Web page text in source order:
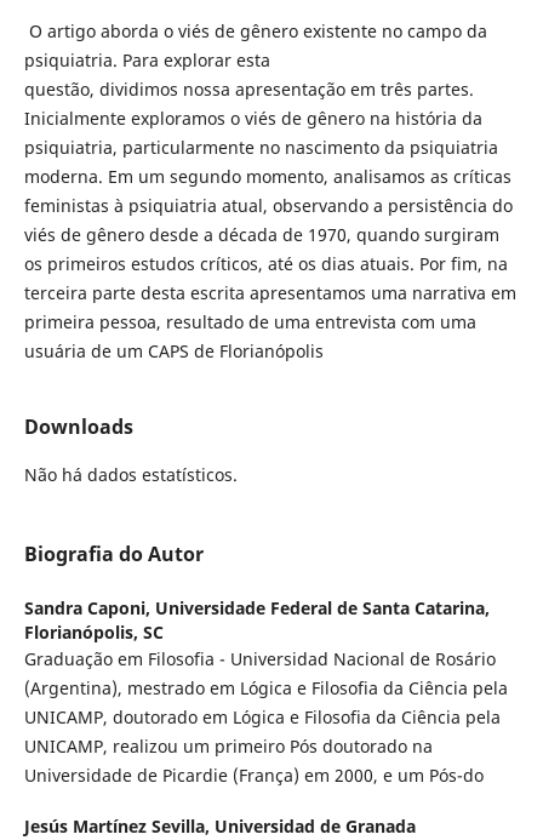
O artigo aborda o viés de gênero existente no campo da
psiquiatria. Para explorar esta
questão, dividimos nossa apresentação em três partes.
Inicialmente exploramos o viés de gênero na história da
psiquiatria, particularmente no nascimento da psiquiatria
moderna. Em um segundo momento, analisamos as críticas
feministas à psiquiatria atual, observando a persistência do
viés de gênero desde a década de 1970, quando surgiram
os primeiros estudos críticos, até os dias atuais. Por fim, na
terceira parte desta escrita apresentamos uma narrativa em
primeira pessoa, resultado de uma entrevista com uma
usuária de um CAPS de Florianópolis
Downloads
Não há dados estatísticos.
Biografia do Autor
Sandra Caponi, Universidade Federal de Santa Catarina,
Florianópolis, SC
Graduação em Filosofia - Universidad Nacional de Rosário
(Argentina), mestrado em Lógica e Filosofia da Ciência pela
UNICAMP, doutorado em Lógica e Filosofia da Ciência pela
UNICAMP, realizou um primeiro Pós doutorado na
Universidade de Picardie (França) em 2000, e um Pós-do
Jesús Martínez Sevilla, Universidad de Granada